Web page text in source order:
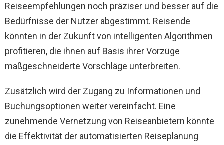
Reiseempfehlungen noch präziser und besser auf die
Bedürfnisse der Nutzer abgestimmt. Reisende
könnten in der Zukunft von intelligenten Algorithmen
profitieren, die ihnen auf Basis ihrer Vorzüge
maßgeschneiderte Vorschläge unterbreiten.
Zusätzlich wird der Zugang zu Informationen und
Buchungsoptionen weiter vereinfacht. Eine
zunehmende Vernetzung von Reiseanbietern könnte
die Effektivität der automatisierten Reiseplanung